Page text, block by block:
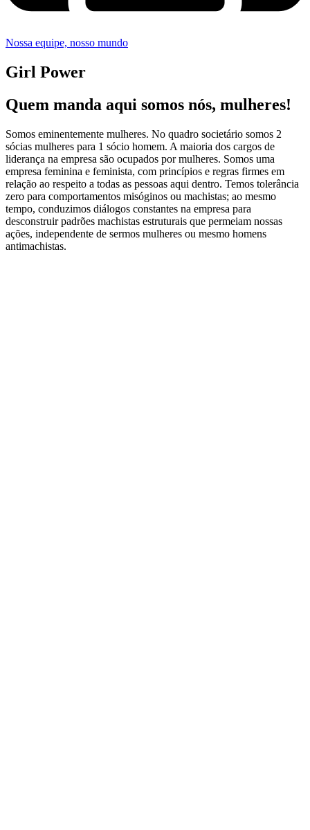
Nossa equipe, nosso mundo
Girl Power
Quem manda aqui somos nós, mulheres!
Somos eminentemente mulheres. No quadro societário somos 2
sócias mulheres para 1 sócio homem. A maioria dos cargos de
liderança na empresa são ocupados por mulheres. Somos uma
empresa feminina e feminista, com princípios e regras firmes em
relação ao respeito a todas as pessoas aqui dentro. Temos tolerância
zero para comportamentos misóginos ou machistas; ao mesmo
tempo, conduzimos diálogos constantes na empresa para
desconstruir padrões machistas estruturais que permeiam nossas
ações, independente de sermos mulheres ou mesmo homens
antimachistas.